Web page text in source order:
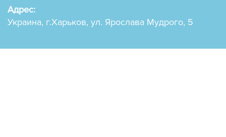
Адрес:
Украина, г.Харьков, ул. Ярослава Мудрого, 5